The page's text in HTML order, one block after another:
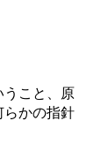
こと、原
かの指針